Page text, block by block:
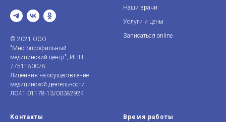
© 2021 ООО
"Многопрофильный
медицинский центр", ИНН:
7751180078
Лицензия на осуществление
медицинской деятельности:
ЛО41-01178-13/00382924
Наши врачи
Услуги и цены
Записаться online
Контакты Время работы